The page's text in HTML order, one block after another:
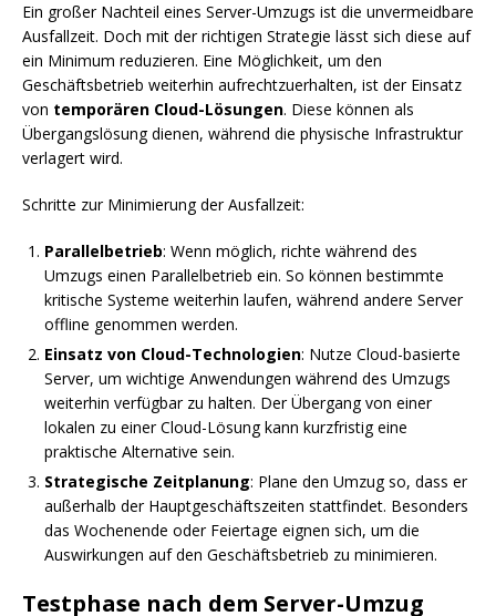
Ein großer Nachteil eines Server-Umzugs ist die unvermeidbare
Ausfallzeit. Doch mit der richtigen Strategie lässt sich diese auf
ein Minimum reduzieren. Eine Möglichkeit, um den
Geschäftsbetrieb weiterhin aufrechtzuerhalten, ist der Einsatz
von temporären Cloud-Lösungen. Diese können als
Übergangslösung dienen, während die physische Infrastruktur
verlagert wird.
Schritte zur Minimierung der Ausfallzeit:
Parallelbetrieb: Wenn möglich, richte während des
Umzugs einen Parallelbetrieb ein. So können bestimmte
kritische Systeme weiterhin laufen, während andere Server
offline genommen werden.
Einsatz von Cloud-Technologien: Nutze Cloud-basierte
Server, um wichtige Anwendungen während des Umzugs
weiterhin verfügbar zu halten. Der Übergang von einer
lokalen zu einer Cloud-Lösung kann kurzfristig eine
praktische Alternative sein.
Strategische Zeitplanung: Plane den Umzug so, dass er
außerhalb der Hauptgeschäftszeiten stattfindet. Besonders
das Wochenende oder Feiertage eignen sich, um die
Auswirkungen auf den Geschäftsbetrieb zu minimieren.
Testphase nach dem Server-Umzug